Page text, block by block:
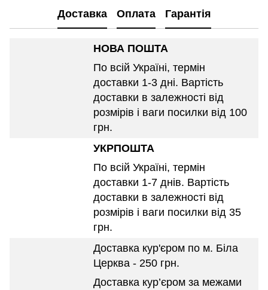
Доставка Оплата Гарантія
НОВА ПОШТА
По всій Україні, термін
доставки 1-3 дні. Вартість
доставки в залежності від
розмірів і ваги посилки від 100
грн.
УКРПОШТА
По всій Україні, термін
доставки 1-7 днів. Вартість
доставки в залежності від
розмірів і ваги посилки від 35
грн.
Доставка кур'єром по м. Біла
Церква - 250 грн.
Доставка кур’єром за межами